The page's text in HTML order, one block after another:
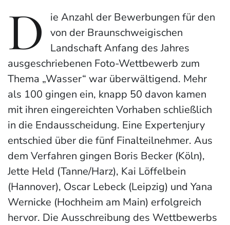
D
ie Anzahl der Bewerbungen für den
von der Braunschweigischen
Landschaft Anfang des Jahres
ausgeschriebenen Foto-Wettbewerb zum
Thema „Wasser“ war überwältigend. Mehr
als 100 gingen ein, knapp 50 davon kamen
mit ihren eingereichten Vorhaben schließlich
in die Endausscheidung. Eine Expertenjury
entschied über die fünf Finalteilnehmer. Aus
dem Verfahren gingen Boris Becker (Köln),
Jette Held (Tanne/Harz), Kai Löffelbein
(Hannover), Oscar Lebeck (Leipzig) und Yana
Wernicke (Hochheim am Main) erfolgreich
hervor. Die Ausschreibung des Wettbewerbs